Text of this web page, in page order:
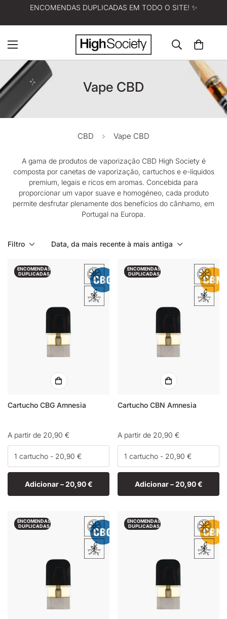
ENCOMENDAS DUPLICADAS EM TODO O SITE! ✨
Vape CBD
CBD Vape CBD
A gama de produtos de vaporização CBD High Societyé
composta por canetas de vaporização, cartuchos e e-líquidos
premium, legais e ricos em aromas. Concebida para
proporcionar um vapor suave e homogéneo, cada produto
permite desfrutar plenamente dos benefícios do cânhamo, em
Portugal na Europa.
Filtro Data, da mais recente à mais antiga
ENCOMENDAS
DUPLICADAS
Cartucho CBG Amnesia
Preço
normal
A partir de 20,90 €
Adicionar –20,90 €
ENCOMENDAS
DUPLICADAS
Cartucho CBN Amnesia
Preço
normal
A partir de 20,90 €
Adicionar –20,90 €
ENCOMENDAS
DUPLICADAS
ENCOMENDAS
DUPLICADAS